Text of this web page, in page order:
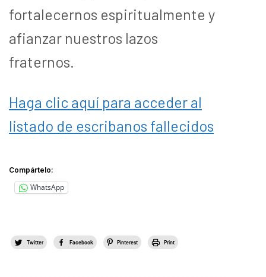
fortalecernos espiritualmente y
afianzar nuestros lazos
fraternos.
Haga clic aquí para acceder al
listado de escribanos fallecidos
Compártelo:
WhatsApp
Twitter Facebook Pinterest Print